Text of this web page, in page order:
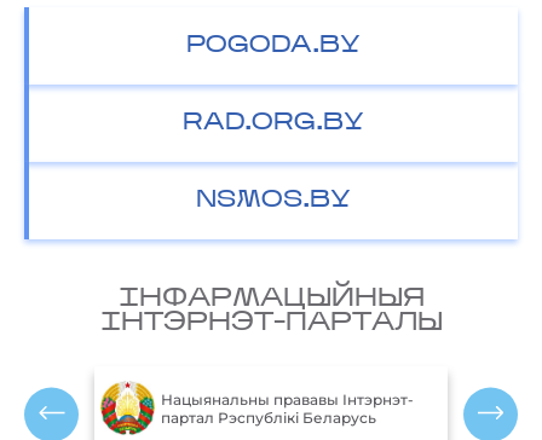
POGODA.BY
RAD.ORG.BY
NSMOS.BY
IНФАРМАЦЫЙНЫЯ
IНТЭРНЭТ-ПАРТАЛЫ
Нацыянальны прававы Інтэрнэт-
партал Рэспублікі Беларусь